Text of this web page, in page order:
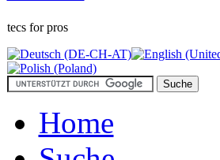
tecs for pros
Home